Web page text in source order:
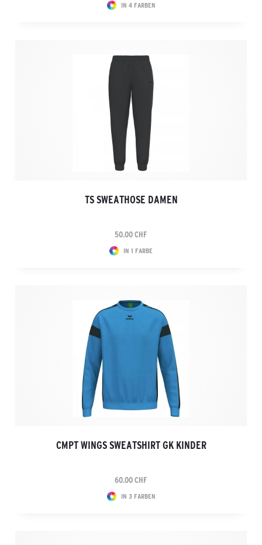
IN 4 FARBEN
TS SWEATHOSE DAMEN
50.00 CHF
IN 1 FARBE
CMPT WINGS SWEATSHIRT GK KINDER
60.00 CHF
IN 3 FARBEN